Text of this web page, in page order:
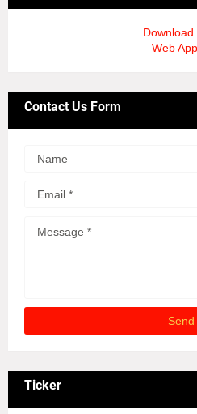
Download
Web App
Contact Us Form
Ticker